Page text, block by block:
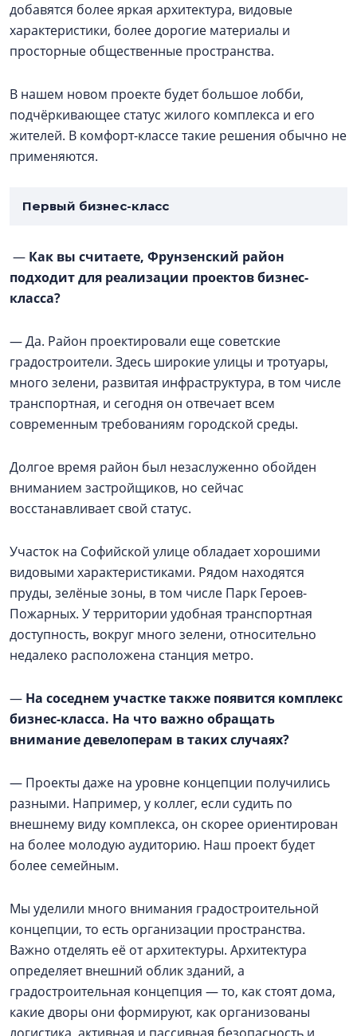
добавятся более яркая архитектура, видовые
характеристики, более дорогие материалы и
просторные общественные пространства.
В нашем новом проекте будет большое лобби,
подчёркивающее статус жилого комплекса и его
жителей. В комфорт-классе такие решения обычно не
применяются.
Первый бизнес-класс
— Как вы считаете, Фрунзенский район
подходит для реализации проектов бизнес-
класса?
— Да. Район проектировали еще советские
градостроители. Здесь широкие улицы и тротуары,
много зелени, развитая инфраструктура, в том числе
транспортная, и сегодня он отвечает всем
современным требованиям городской среды.
Долгое время район был незаслуженно обойден
вниманием застройщиков, но сейчас
восстанавливает свой статус.
Участок на Софийской улице обладает хорошими
видовыми характеристиками. Рядом находятся
пруды, зелёные зоны, в том числе Парк Героев-
Пожарных. У территории удобная транспортная
доступность, вокруг много зелени, относительно
недалеко расположена станция метро.
— На соседнем участке также появится комплекс
бизнес-класса. На что важно обращать
внимание девелоперам в таких случаях?
— Проекты даже на уровне концепции получились
разными. Например, у коллег, если судить по
внешнему виду комплекса, он скорее ориентирован
на более молодую аудиторию. Наш проект будет
более семейным.
Мы уделили много внимания градостроительной
концепции, то есть организации пространства.
Важно отделять её от архитектуры. Архитектура
определяет внешний облик зданий, а
градостроительная концепция — то, как стоят дома,
какие дворы они формируют, как организованы